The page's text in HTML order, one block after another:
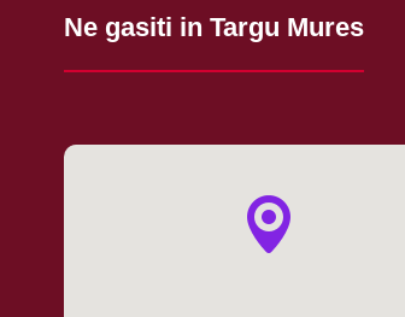
Ne gasiti in Targu Mures